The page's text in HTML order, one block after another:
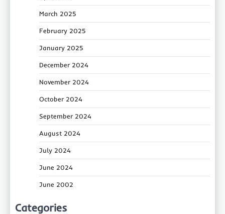
March 2025
February 2025
January 2025
December 2024
November 2024
October 2024
September 2024
August 2024
July 2024
June 2024
June 2002
Categories